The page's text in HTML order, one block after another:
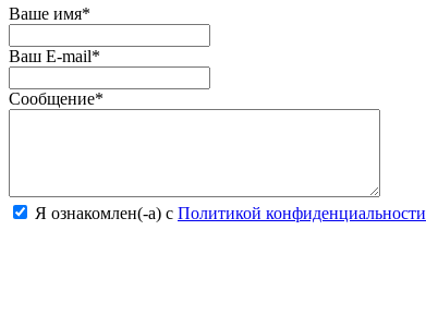
Ваше имя*
Ваш E-mail*
Сообщение*
Я ознакомлен(-а) с Политикой конфиденциальности